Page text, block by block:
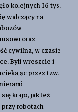
kolejnych 16 tys.
walczący na
oraz
cywilna, w czasie
Byli wreszcie i
przez tzw.
kraju, jak też
robotach